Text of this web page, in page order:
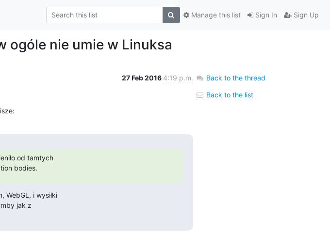
Sign In Sign Up
Manage this list
ogóle nie umie w Linuksa
27 Feb 2016 4:19 p.m.
od tamtych
bodies.
WebGL, i wysiłki
jak z
Back to the thread
Back to the list